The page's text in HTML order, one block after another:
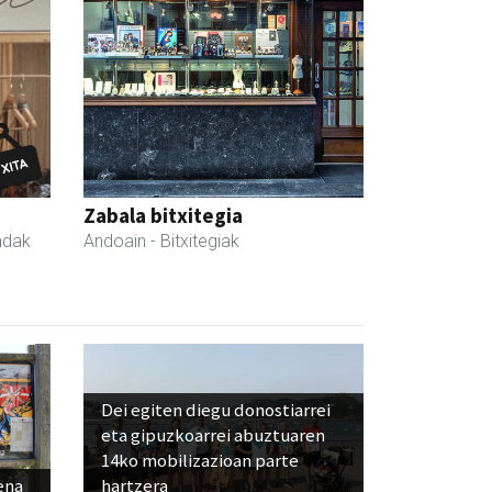
Zabala bitxitegia
Andoain - Bitxitegiak
Dei egiten diegu donostiarrei
eta gipuzkoarrei abuztuaren
14ko mobilizazioan parte
hartzera